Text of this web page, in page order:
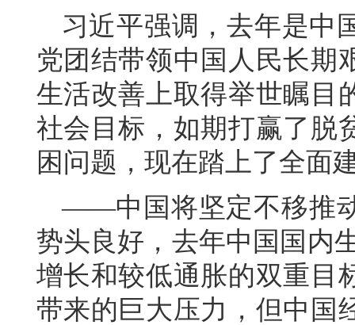
习近平强调，去年是中
党团结带领中国人民长期
生活改善上取得举世瞩目
社会目标，如期打赢了脱
困问题，现在踏上了全面
——中国将坚定不移推
势头良好，去年中国国内
增长和较低通胀的双重目
带来的巨大压力，但中国